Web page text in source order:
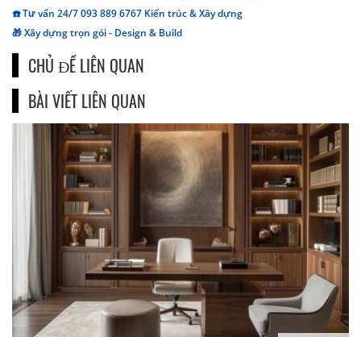
☎️ Tư vấn 24/7 093 889 6767 Kiến trúc & Xây dựng
🎁 Xây dựng trọn gói - Design & Build
CHỦ ĐỀ LIÊN QUAN
BÀI VIẾT LIÊN QUAN